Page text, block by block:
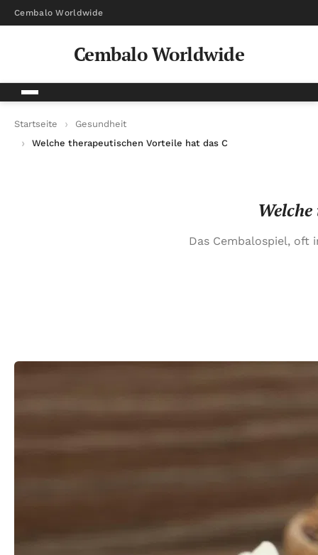
Cembalo Worldwide
Cembalo Worldwide
Startseite
Gesundheit
Welche therapeutischen Vorteile hat das Cembalospiel?
Das Cembalospiel, oft